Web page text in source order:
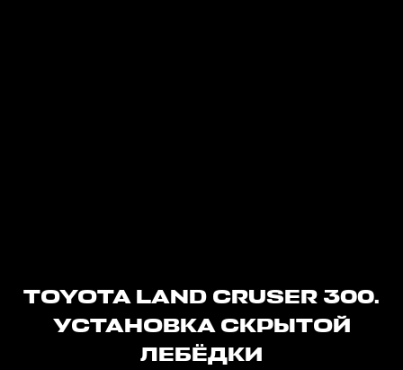
TOYOTA LAND CRUSER 300.
УСТАНОВКА СКРЫТОЙ
ЛЕБЁДКИ